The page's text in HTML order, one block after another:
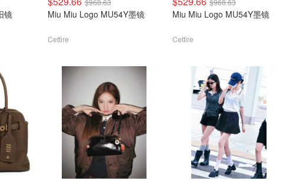
镜
$968.63
Miu Miu Logo MU54Y墨镜
Cettire
$968.63
Miu Miu Logo MU54Y墨镜
Cettire